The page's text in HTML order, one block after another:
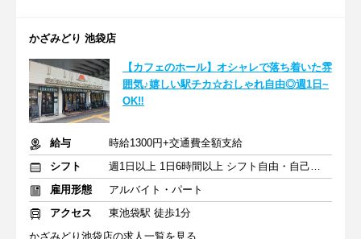
かざみどり 池袋店
【カフェのホール】オシャレで落ち着いた雰
囲気♪嬉しい駅チカ☆おしゃれ自由◎週1日~
OK‼
給与
時給1300円+交通費全額支給
シフト
週1日以上 1日6時間以上 シフト自由・自己申告
雇用形態
アルバイト・パート
アクセス
東池袋駅 徒歩1分
かざみどり池袋店の求人一覧を見る